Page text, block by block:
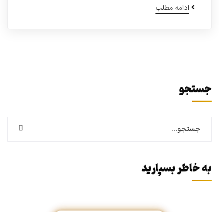
ادامه مطلب
جستجو
به خاطر بسپارید